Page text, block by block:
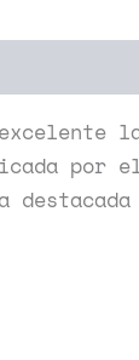
por